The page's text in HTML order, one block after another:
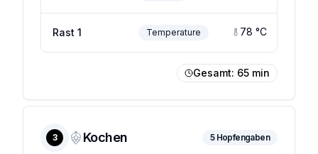
Rast 1 Temperature 78 °C
Gesamt: 65 min
3 Kochen 5Hopfengaben